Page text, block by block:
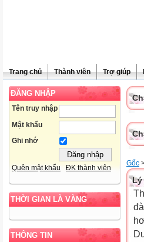
Trang chủ Thành viên Trợ giúp
ĐĂNG NHẬP
Tên truy nhập
Mật khẩu
Ghi nhớ
Quên mật khẩu ĐK thành viên
THỜI GIAN LÀ VÀNG
THÔNG TIN
Gốc
Lý